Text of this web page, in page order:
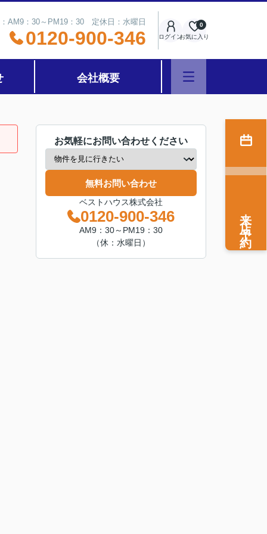
AM9：30～PM19：30 定休日：水曜日
0120-900-346 ログインお気に入り
0
会社概要
お気軽にお問い合わせください
無料お問い合わせ
ベストハウス株式会社
0120-900-346
AM9：30～PM19：30
（休：水曜日）
来店予約